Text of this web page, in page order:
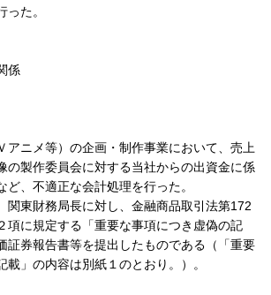
た。
係
ニメ等）の企画・制作事業において、売上
の製作委員会に対する当社からの出資金に係
ど、不適正な会計処理を行った。
東財務局長に対し、金融商品取引法第172
項に規定する「重要な事項につき虚偽の記
証券報告書等を提出したものである（「重要
載」の内容は別紙１のとおり。）。